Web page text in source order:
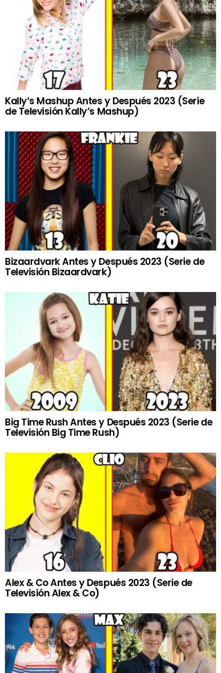
Kally’s Mashup Antes y Después 2023 (Serie
de Televisión Kally’s Mashup)
Bizaardvark Antes y Después 2023 (Serie de
Televisión Bizaardvark)
Big Time Rush Antes y Después 2023 (Serie de
Televisión Big Time Rush)
Alex & Co Antes y Después 2023 (Serie de
Televisión Alex & Co)